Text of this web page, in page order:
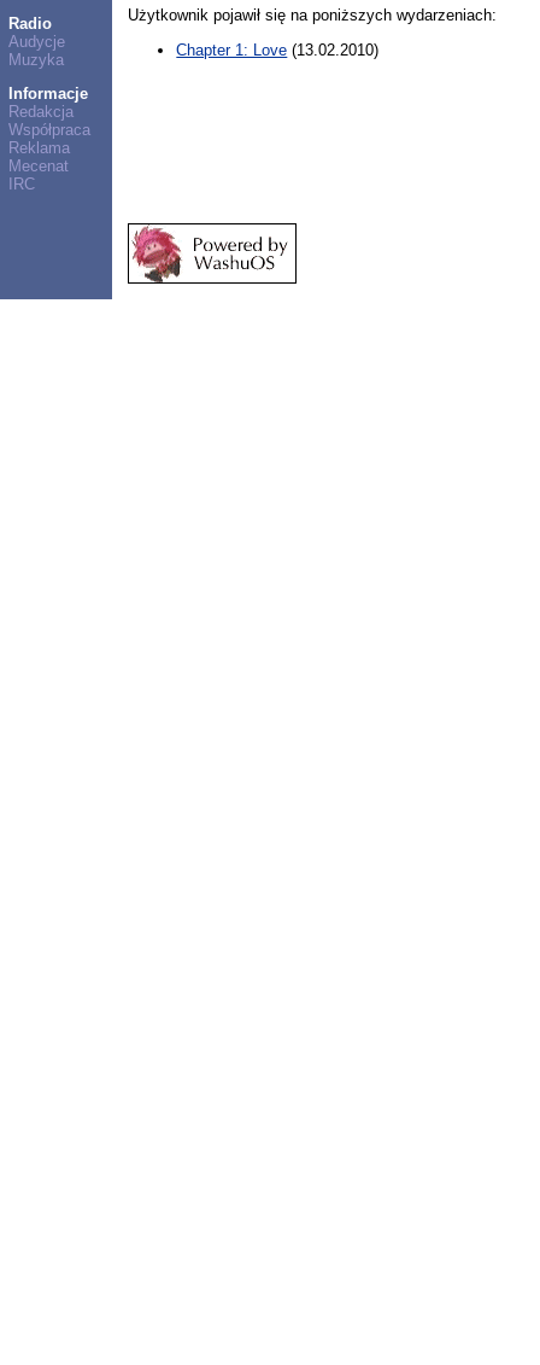
Radio
Audycje
Muzyka
Informacje
Redakcja
Współpraca
Reklama
Mecenat
IRC
Użytkownik pojawił się na poniższych wydarzeniach:
Chapter 1: Love (13.02.2010)